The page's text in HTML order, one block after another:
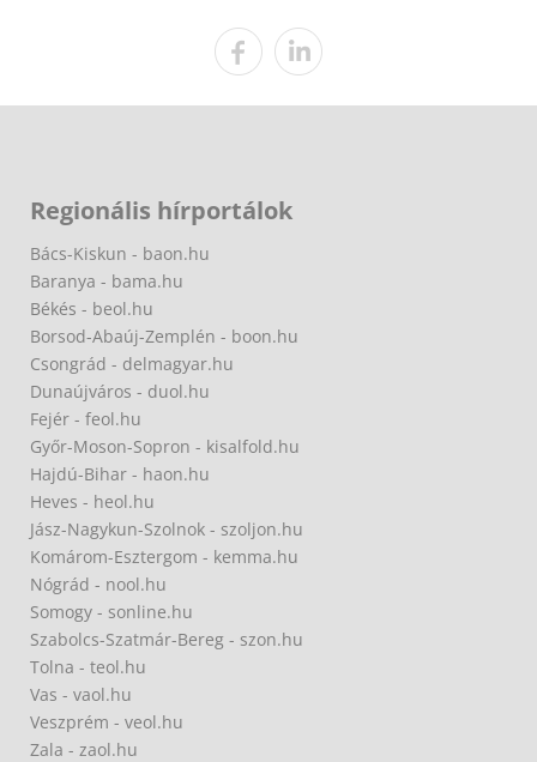
Regionális hírportálok
Bács-Kiskun - baon.hu
Baranya - bama.hu
Békés - beol.hu
Borsod-Abaúj-Zemplén - boon.hu
Csongrád - delmagyar.hu
Dunaújváros - duol.hu
Fejér - feol.hu
Győr-Moson-Sopron - kisalfold.hu
Hajdú-Bihar - haon.hu
Heves - heol.hu
Jász-Nagykun-Szolnok - szoljon.hu
Komárom-Esztergom - kemma.hu
Nógrád - nool.hu
Somogy - sonline.hu
Szabolcs-Szatmár-Bereg - szon.hu
Tolna - teol.hu
Vas - vaol.hu
Veszprém - veol.hu
Zala - zaol.hu